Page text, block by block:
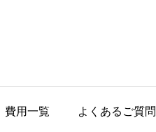
費用一覧 よくあるご質問